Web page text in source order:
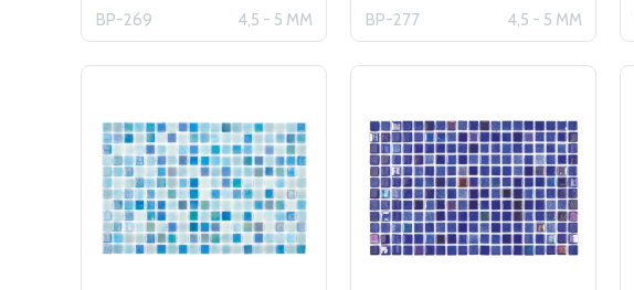
BP-269 4,5 - 5 MM BP-277 4,5 - 5 MM